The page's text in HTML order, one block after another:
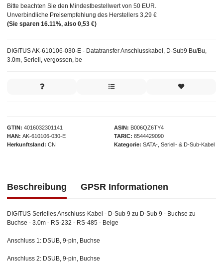
GTIN 4016032301141
HAN AK-610106-030-E
Herkunftsland
CN
ASIN
B006QZ6TY4
TARIC
8544429090
Kategorie
SATA-, Seriell- & D-Sub-Kabel
DIGITUS AK-610106-030-E - Datatransfer Anschlusskabel, D-Sub9 Bu/Bu,
3.0m, Seriell, vergossen, be
Bitte beachten Sie den Mindestbestellwert von 50 EUR.
Unverbindliche Preisempfehlung des Herstellers 3,29 €
(Sie sparen 16.11%, also 0,53 €)
Beschreibung GPSR Informationen
DIGITUS Serielles Anschluss-Kabel - D-Sub 9 zu D-Sub 9 - Buchse zu
Buchse - 3.0m - RS-232 - RS-485 - Beige
Anschluss 1: DSUB, 9-pin, Buchse
Anschluss 2: DSUB, 9-pin, Buchse